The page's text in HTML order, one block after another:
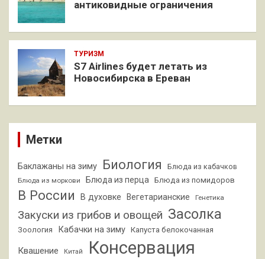
антиковидные ограничения
ТУРИЗМ
S7 Airlines будет летать из
Новосибирска в Ереван
Метки
Баклажаны на зиму Биология Блюда из кабачков
Блюда из моркови Блюда из перца Блюда из помидоров
В России В духовке Вегетарианские Генетика
Закуски из грибов и овощей Засолка
Зоология Кабачки на зиму Капуста белокочанная
Квашение Китай Консервация